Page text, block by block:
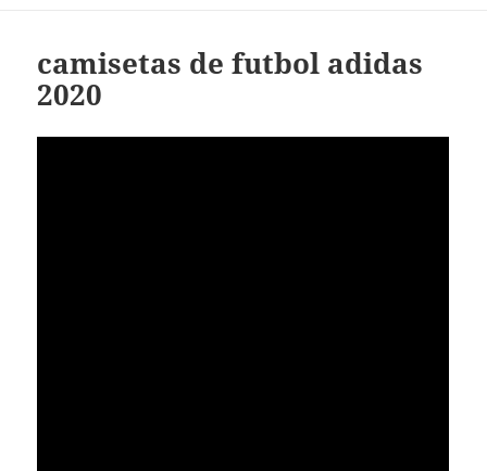
camisetas de futbol adidas
2020